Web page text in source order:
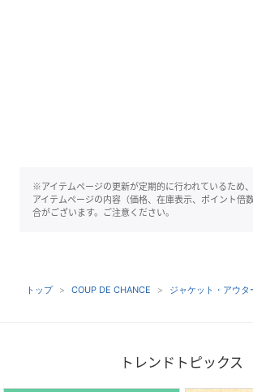
※アイテムページの更新が定期的に行われているため
アイテムページの内容（価格、在庫表示、ポイント倍
合がございます。ご注意ください。
トップ COUP DE CHANCE ジャケット・アウタ
トレンドトピックス